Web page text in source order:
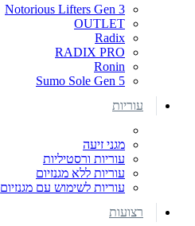
Notorious Lifters Gen 3
OUTLET
Radix
RADIX PRO
Ronin
Sumo Sole Gen 5
עוריות
מגני זיעה
עוריות ורסטיליות
עוריות ללא מגנזיום
עוריות לשימוש עם מגנזיום
רצועות